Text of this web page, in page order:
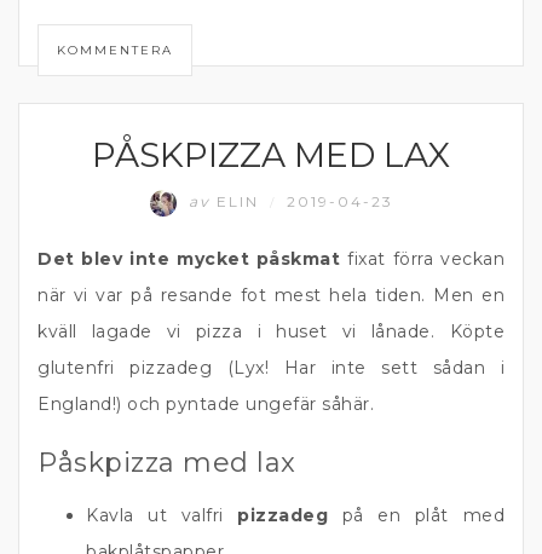
KOMMENTERA
FISKPÅSKPIZZA MED LAX
av ELIN 2019-04-23
Det blev inte mycket påskmat fixat förra veckan
när vi var på resande fot mest hela tiden. Men en
kväll lagade vi pizza i huset vi lånade. Köpte
glutenfri pizzadeg (Lyx! Har inte sett sådan i
England!) och pyntade ungefär såhär.
Påskpizza med lax
Kavla ut valfri pizzadeg på en plåt med